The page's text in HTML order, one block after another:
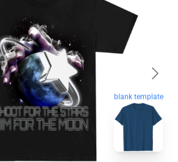
blank template